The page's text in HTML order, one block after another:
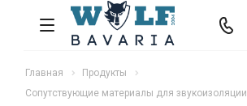
Главная
Продукты
Сопутствующие материалы для звукоизоляции